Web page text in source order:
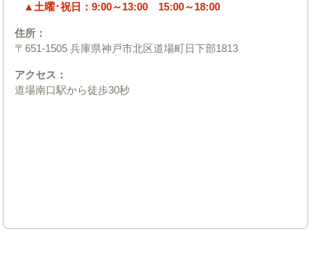
▲土曜･祝日：9:00～13:00 15:00～18:00
住所：
〒651-1505 兵庫県神戸市北区道場町日下部1813
アクセス：
道場南口駅から徒歩30秒